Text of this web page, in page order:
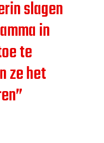
slagen
in
te
ze het